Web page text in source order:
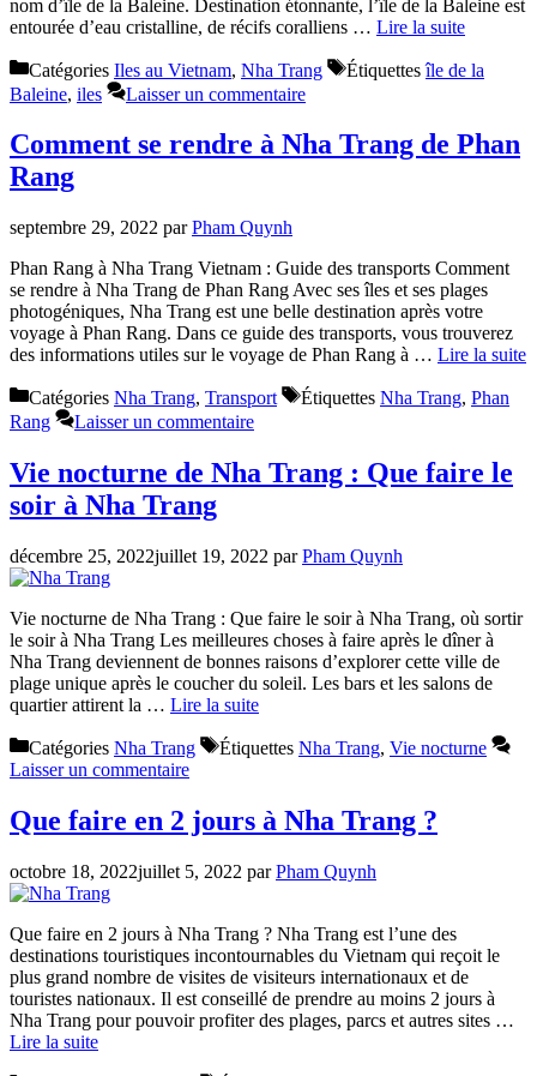
nom d’île de la Baleine. Destination étonnante, l’île de la Baleine est
entourée d’eau cristalline, de récifs coralliens … Lire la suite
Catégories Iles au Vietnam, Nha Trang Étiquettesîle de la
Baleine, iles Laisser un commentaire
Comment se rendre à Nha Trang de Phan
Rang
septembre 29, 2022 parPham Quynh
Phan Rang à Nha Trang Vietnam : Guide des transports Comment
se rendre à Nha Trang de Phan Rang Avec ses îles et ses plages
photogéniques, Nha Trang est une belle destination après votre
voyage à Phan Rang. Dans ce guide des transports, vous trouverez
des informations utiles sur le voyage de Phan Rang à … Lire la suite
Catégories Nha Trang, Transport Étiquettes Nha Trang, Phan
Rang
Laisser un commentaire
Vie nocturne de Nha Trang : Que faire le
soir à Nha Trang
décembre 25, 2022juillet 19, 2022 parPham Quynh
Vie nocturne de Nha Trang : Que faire le soir à Nha Trang, où sortir
le soir à Nha Trang Les meilleures choses à faire après le dîner à
Nha Trang deviennent de bonnes raisons d’explorer cette ville de
plage unique après le coucher du soleil. Les bars et les salons de
quartier attirent la … Lire la suite
Catégories Nha Trang Étiquettes Nha Trang, Vie nocturne
Laisser un commentaire
Que faire en 2 jours à Nha Trang ?
octobre 18, 2022juillet 5, 2022 parPham Quynh
Que faire en 2 jours à Nha Trang ? Nha Trang est l’une des
destinations touristiques incontournables du Vietnam qui reçoit le
plus grand nombre de visites de visiteurs internationaux et de
touristes nationaux. Il est conseillé de prendre au moins 2 jours à
Nha Trang pour pouvoir profiter des plages, parcs et autres sites …
Lire la suite